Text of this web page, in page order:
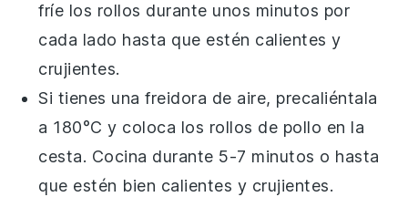
fríe los rollos durante unos minutos por
cada lado hasta que estén calientes y
crujientes.
Si tienes una freidora de aire, precaliéntala
a 180°C y coloca los rollos de pollo en la
cesta. Cocina durante 5-7 minutos o hasta
que estén bien calientes y crujientes.